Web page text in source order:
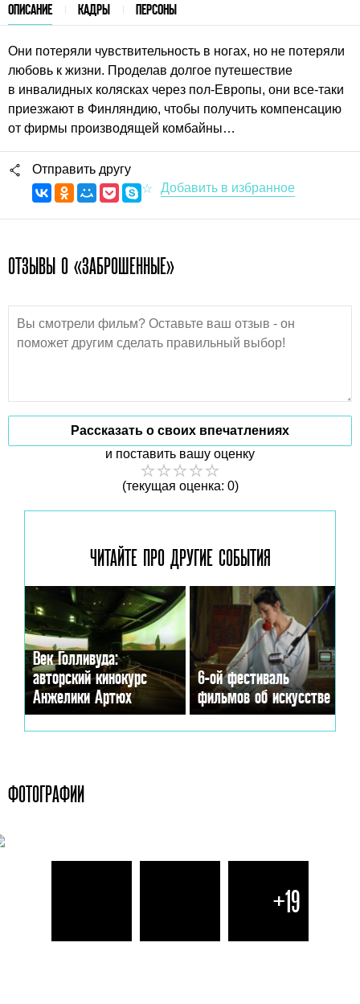
ОПИСАНИЕ КАДРЫ ПЕРСОНЫ
Они потеряли чувствительность в ногах, но не потеряли
любовь к жизни. Проделав долгое путешествие
в инвалидных колясках через пол-Европы, они все-таки
приезжают в Финляндию, чтобы получить компенсацию
от фирмы производящей комбайны…
Отправить другу
ОТЗЫВЫ О «ЗАБРОШЕННЫЕ»
Рассказать о своих впечатлениях
и поставить вашу оценку
(текущая оценка: 0)
ЧИТАЙТЕ ПРО ДРУГИЕ СОБЫТИЯ
Век Голливуда:
авторский кинокурс
Анжелики Артюх
6-ой фестиваль
фильмов об искусстве
ФОТОГРАФИИ
+19